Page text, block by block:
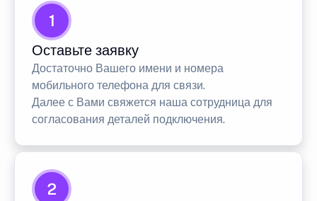
1
Оставьте заявку
Достаточно Вашего имени и номера
мобильного телефона для связи.
Далее с Вами свяжется наша сотрудница для
согласования деталей подключения.
2